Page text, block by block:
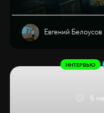
Евгений Белоусов
ИНТЕРВЬЮ
6